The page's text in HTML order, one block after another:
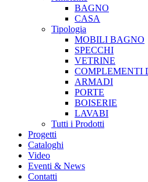
BAGNO
CASA
Tipologia
MOBILI BAGNO
SPECCHI
VETRINE
COMPLEMENTI
ARMADI
PORTE
BOISERIE
LAVABI
Tutti i Prodotti
Progetti
Cataloghi
Video
Eventi & News
Contatti